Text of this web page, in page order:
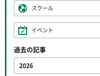
スクール
イベント
過去の記事
2026